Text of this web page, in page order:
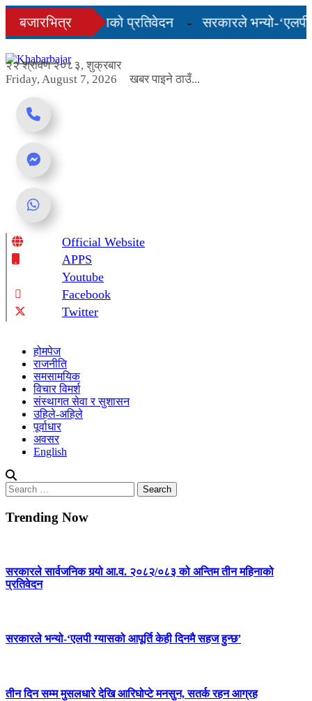
Skip
content
बजारभित्र
तीन महिनाको प्रतिवेदन
सरकारले भन्यो-‘एलपी
२२ श्रावण २०८३, शुक्रबार
Friday, August 7, 2026
खबर पाइने ठाउँ...
Online News Portal
Official Website
APPS
Youtube
Facebook
Twitter
होमपेज
राजनीति
समसामयिक
विचार विमर्श
संस्थागत सेवा र सुशासन
उहिले-अहिले
पूर्वाधार
अवसर
English
Search
for:
Trending Now
सरकारले सार्वजनिक गर्‍यो आ.व. २०८२/०८३ को अन्तिम तीन महिनाको
प्रतिवेदन
सरकारले भन्यो-‘एलपी ग्यासको आपूर्ति केही दिनमै सहज हुन्छ’
तीन दिन सम्म मुसलधारे देखि आरिघोप्टे मनसुन, सतर्क रहन आग्रह